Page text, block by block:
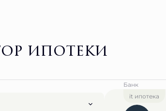
ипотеки
Банк
it ипотека